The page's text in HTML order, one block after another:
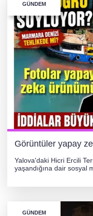
GÜNDEM
Görüntüler yapay
Yalova'daki Hicri Ercili
yaşandığına dair sosyal
GÜNDEM